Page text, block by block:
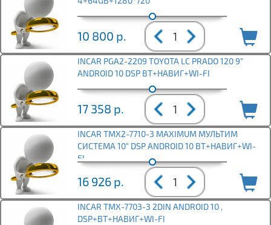
10 800 р.
INCAR PGA2-2209 TOYOTA LC PRADO 120 9"
ANDROID 10 DSP BT+НАВИГ+WI-FI
17 358 р.
INCAR TMX2-7710-3 MAXIMUM МУЛЬТИМ
СИСТЕМА 10" DSP ANDROID 10 BT+НАВИГ+WI-
FI
16 926 р.
INCAR TMX-7703-3 2DIN ANDROID 10 ,
DSP+BT+НАВИГ+WI-FI